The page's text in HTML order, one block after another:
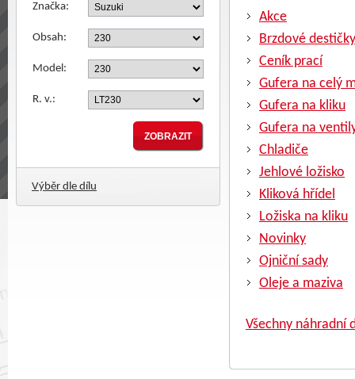
Značka:
Obsah:
Model:
R. v.:
Výběr dle dílu
Akce
Brzdové destičky
Ceník prací
Gufera na celý
Gufera na kliku
Gufera na
Chladiče
Jehlové ložisko
Kliková hřídel
Ložiska na kliku
Novinky
Ojniční sady
Oleje a maziva
Všechny náhradní